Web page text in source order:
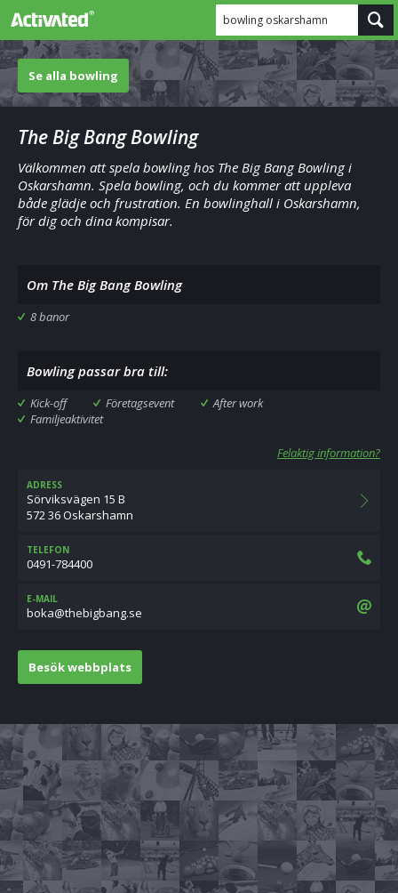
bowling oskarshamn
Se alla bowling
The Big Bang Bowling
Välkommen att spela bowling hos The Big Bang Bowling i
Oskarshamn. Spela bowling, och du kommer att uppleva
både glädje och frustration. En bowlinghall i Oskarshamn,
för dig och dina kompisar.
Om The Big Bang Bowling
8 banor
Bowling passar bra till:
Kick-off Företagsevent
After work
Familjeaktivitet
Felaktig information?
ADRESS
Sörviksvägen 15 B
572 36 Oskarshamn
TELEFON
0491-784400
E-MAIL
es.gnabgibeht@akob
Besök webbplats